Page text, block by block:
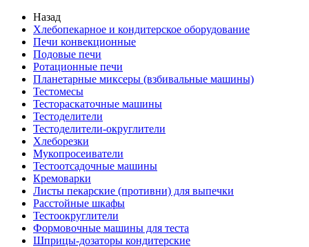
Назад
Хлебопекарное и кондитерское оборудование
Печи конвекционные
Подовые печи
Ротационные печи
Планетарные миксеры (взбивальные машины)
Тестомесы
Тестораскаточные машины
Тестоделители
Тестоделители-округлители
Хлеборезки
Мукопросеиватели
Тестоотсадочные машины
Кремоварки
Листы пекарские (противни) для выпечки
Расстойные шкафы
Тестоокруглители
Формовочные машины для теста
Шприцы-дозаторы кондитерские